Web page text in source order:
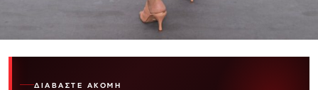
ΔΙΑΒΆΣΤΕ ΑΚΌΜΗ